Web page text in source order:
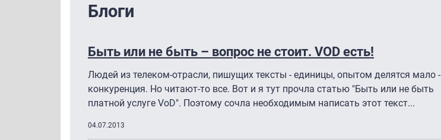
Блоги
Быть или не быть – вопрос не стоит. VOD есть!
Людей из телеком-отрасли, пишущих тексты - единицы, опытом делятся мало -
конкуренция. Но читают-то все. Вот и я тут прочла статью "Быть или не быть
платной услуге VoD". Поэтому сочла необходимым написать этот текст...
04.07.2013